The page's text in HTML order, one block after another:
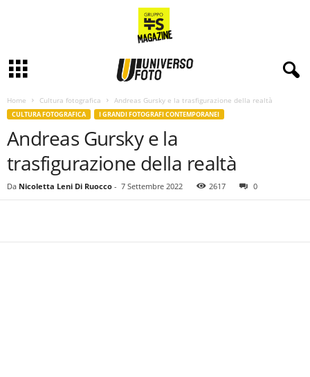
Home Cultura fotografica Andreas Gursky e la trasfigurazione della realtà
CULTURA FOTOGRAFICA I GRANDI FOTOGRAFI CONTEMPORANEI
Andreas Gursky e la
trasfigurazione della realtà
Da Nicoletta Leni Di Ruocco - 7 Settembre 2022 2617 0